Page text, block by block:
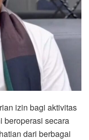
izin bagi aktivitas
beroperasi secara
dari berbagai